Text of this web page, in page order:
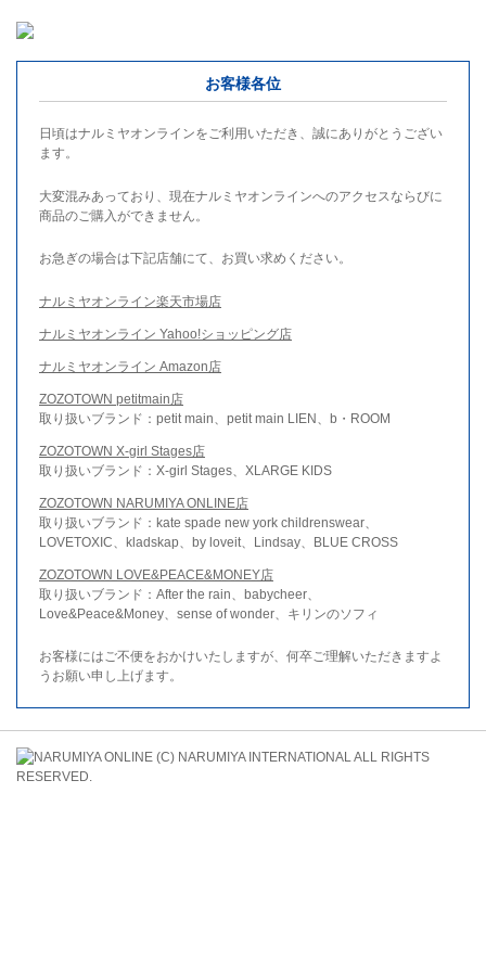
お客様各位
日頃はナルミヤオンラインをご利用いただき、誠にありがとうござい
ます。
大変混みあっており、現在ナルミヤオンラインへのアクセスならびに
商品のご購入ができません。
お急ぎの場合は下記店舗にて、お買い求めください。
ナルミヤオンライン楽天市場店
ナルミヤオンライン Yahoo!ショッピング店
ナルミヤオンライン Amazon店
ZOZOTOWN petitmain店
取り扱いブランド：petit main、petit main LIEN、b・ROOM
ZOZOTOWN X-girl Stages店
取り扱いブランド：X-girl Stages、XLARGE KIDS
ZOZOTOWN NARUMIYA ONLINE店
取り扱いブランド：kate spade new york childrenswear、
LOVETOXIC、kladskap、by loveit、Lindsay、BLUE CROSS
ZOZOTOWN LOVE&PEACE&MONEY店
取り扱いブランド：After the rain、babycheer、
Love&Peace&Money、sense of wonder、キリンのソフィ
お客様にはご不便をおかけいたしますが、何卒ご理解いただきますよ
うお願い申し上げます。